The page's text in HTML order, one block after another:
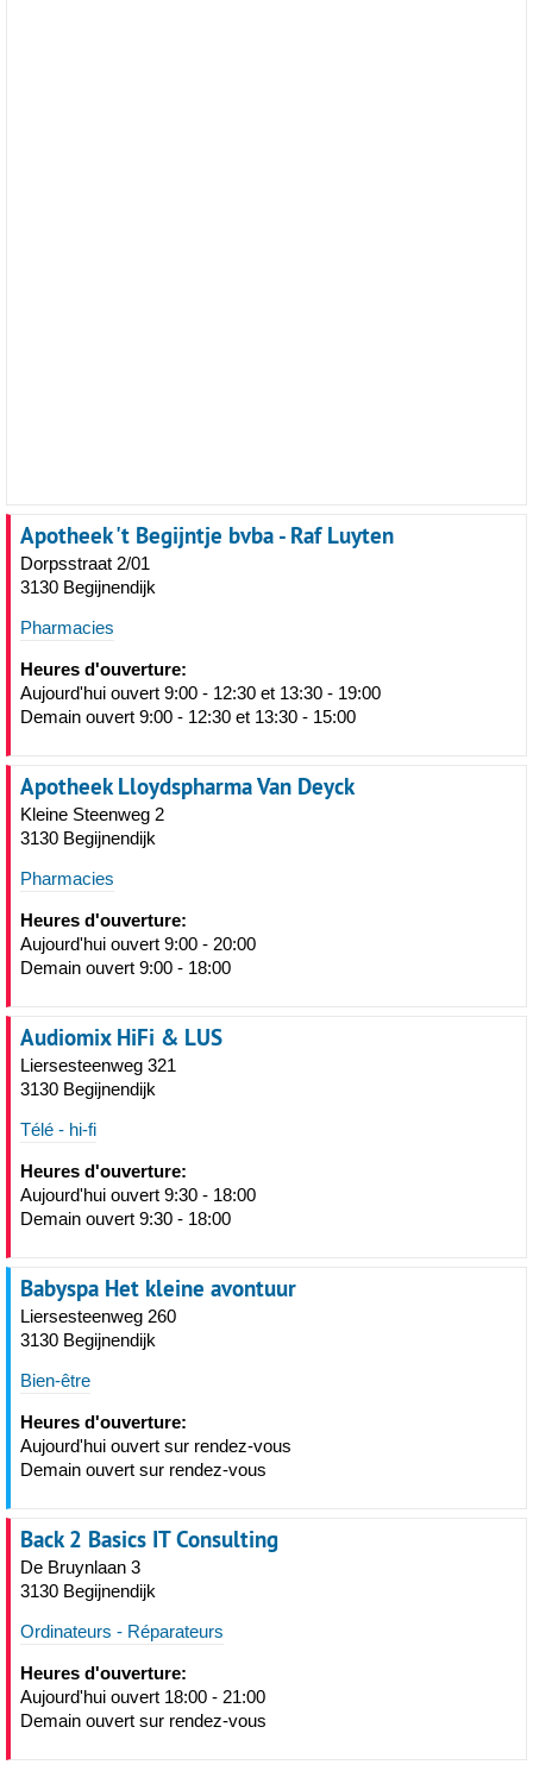
Apotheek 't Begijntje bvba - Raf Luyten
Dorpsstraat 2/01
3130 Begijnendijk
Pharmacies
Heures d'ouverture:
Aujourd'hui ouvert 9:00 - 12:30 et 13:30 - 19:00
Demain ouvert 9:00 - 12:30 et 13:30 - 15:00
Apotheek Lloydspharma Van Deyck
Kleine Steenweg 2
3130 Begijnendijk
Pharmacies
Heures d'ouverture:
Aujourd'hui ouvert 9:00 - 20:00
Demain ouvert 9:00 - 18:00
Audiomix HiFi & LUS
Liersesteenweg 321
3130 Begijnendijk
Télé - hi-fi
Heures d'ouverture:
Aujourd'hui ouvert 9:30 - 18:00
Demain ouvert 9:30 - 18:00
Babyspa Het kleine avontuur
Liersesteenweg 260
3130 Begijnendijk
Bien-être
Heures d'ouverture:
Aujourd'hui ouvert sur rendez-vous
Demain ouvert sur rendez-vous
Back 2 Basics IT Consulting
De Bruynlaan 3
3130 Begijnendijk
Ordinateurs - Réparateurs
Heures d'ouverture:
Aujourd'hui ouvert 18:00 - 21:00
Demain ouvert sur rendez-vous